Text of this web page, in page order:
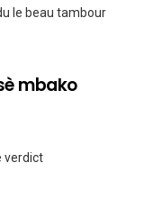
le beau tambour
mbako
verdict